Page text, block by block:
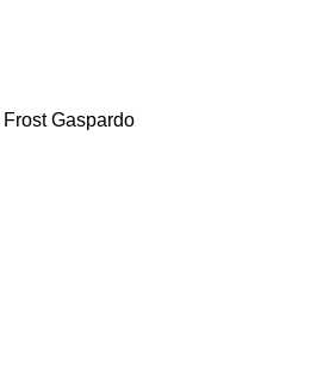
Frost Gaspardo